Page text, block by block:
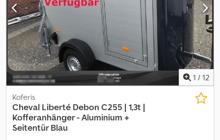
1 / 12
Koferis
Cheval Liberté Debon C255 | 1,3t |
Kofferanhänger - Aluminium +
Seitentür Blau